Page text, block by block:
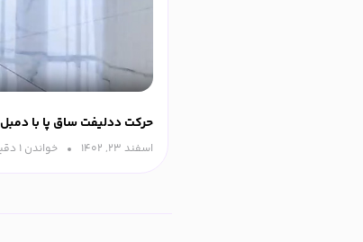
حرکت ددلیفت ساق پا با دمبل
اسفند ۲۳, ۱۴۰۲ خواندن ۱ دقیقه‌